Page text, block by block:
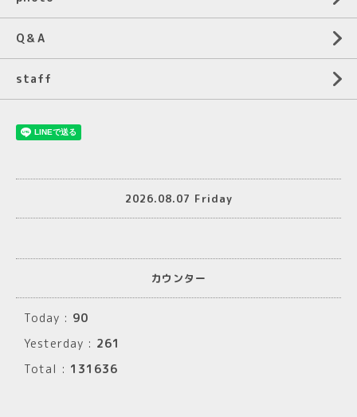
Q＆A
staff
2026.08.07 Friday
カウンター
Today : 90
Yesterday : 261
Total : 131636